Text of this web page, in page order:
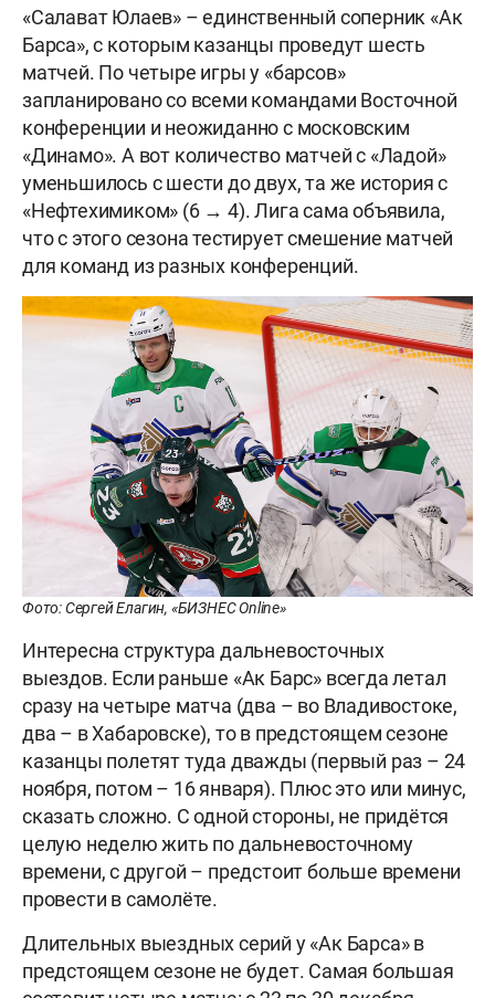
«Салават Юлаев» – единственный соперник «Ак
Барса», с которым казанцы проведут шесть
матчей. По четыре игры у «барсов»
запланировано со всеми командами Восточной
конференции и неожиданно с московским
«Динамо». А вот количество матчей с «Ладой»
уменьшилось с шести до двух, та же история с
«Нефтехимиком» (6 → 4). Лига сама объявила,
что с этого сезона тестирует смешение матчей
для команд из разных конференций.
Фото: Сергей Елагин, «БИЗНЕС Online»
Интересна структура дальневосточных
выездов. Если раньше «Ак Барс» всегда летал
сразу на четыре матча (два – во Владивостоке,
два – в Хабаровске), то в предстоящем сезоне
казанцы полетят туда дважды (первый раз – 24
ноября, потом – 16 января). Плюс это или минус,
сказать сложно. С одной стороны, не придётся
целую неделю жить по дальневосточному
времени, с другой – предстоит больше времени
провести в самолёте.
Длительных выездных серий у «Ак Барса» в
предстоящем сезоне не будет. Самая большая